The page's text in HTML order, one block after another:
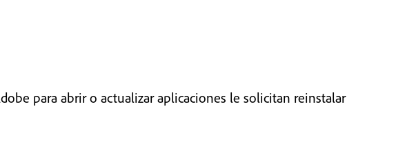
para abrir o actualizar aplicaciones le solicitan reinstalar